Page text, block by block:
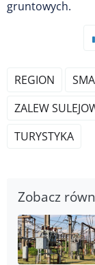
gruntowych.
REGION
ZALEW
TURYSTYKA
Zobacz